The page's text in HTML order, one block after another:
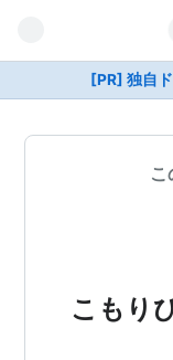
[PR] 独自
こもり